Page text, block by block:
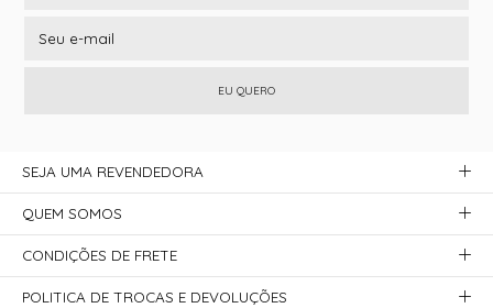
EU QUERO
SEJA UMA REVENDEDORA
QUEM SOMOS
CONDIÇÕES DE FRETE
POLITICA DE TROCAS E DEVOLUÇÕES